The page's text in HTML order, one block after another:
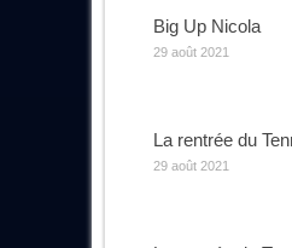
Big Up Nicola
29 août 2021
La rentrée du
29 août 2021